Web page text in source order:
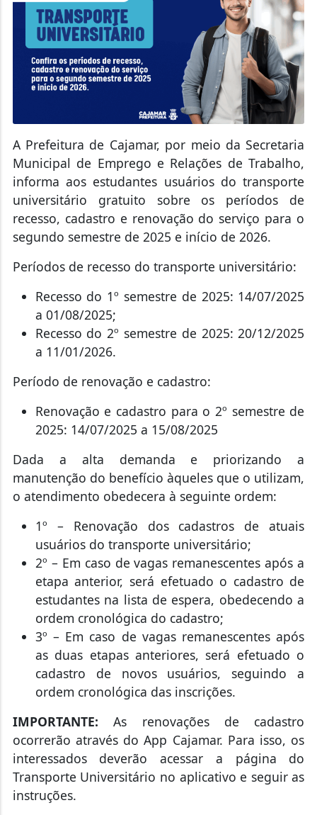
A Prefeitura de Cajamar, por meio da Secretaria
Municipal de Emprego e Relações de Trabalho,
informa aos estudantes usuários do transporte
universitário gratuito sobre os períodos de
recesso, cadastro e renovação do serviço para o
segundo semestre de 2025 e início de 2026.
Períodos de recesso do transporte universitário:
Recesso do 1º semestre de 2025: 14/07/2025
a 01/08/2025;
Recesso do 2º semestre de 2025: 20/12/2025
a 11/01/2026.
Período de renovação e cadastro:
Renovação e cadastro para o 2º semestre de
2025: 14/07/2025 a 15/08/2025
Dada a alta demanda e priorizando a
manutenção do benefício àqueles que o utilizam,
o atendimento obedecera à seguinte ordem:
1º – Renovação dos cadastros de atuais
usuários do transporte universitário;
2º – Em caso de vagas remanescentes após a
etapa anterior, será efetuado o cadastro de
estudantes na lista de espera, obedecendo a
ordem cronológica do cadastro;
3º – Em caso de vagas remanescentes após
as duas etapas anteriores, será efetuado o
cadastro de novos usuários, seguindo a
ordem cronológica das inscrições.
IMPORTANTE: As renovações de cadastro
ocorrerão através do App Cajamar. Para isso, os
interessados deverão acessar a página do
Transporte Universitário no aplicativo e seguir as
instruções.